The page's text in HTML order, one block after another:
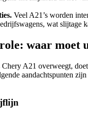
Veel A21’s worden
wat slijtage
waar moet
Chery A21 overweegt,
aandachtspunten zijn